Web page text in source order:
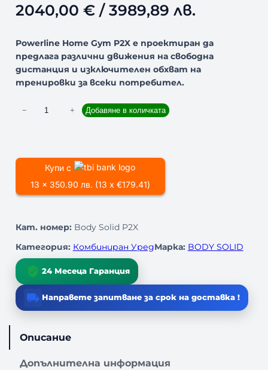
2040,00 €/ 3989,89 лв.
Powerline Home Gym P2X е проектиран да
предлага различни движения на свободна
дистанция и изключителен обхват на
тренировки за всеки потребител.
ч
с
о
з
К
о
м
б
н
− + Добавяне в количката
Купи с
13 x 350.90 лв. (13 x €179.41)
Кат. номер: Body Solid P2X
Категория: Комбиниран УредМарка: BODY SOLID
24 Месеца Гаранция
Направете запитване за срок на доставка !
Описание
Допълнителна информация